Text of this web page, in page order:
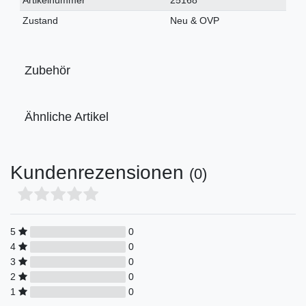
Merkmal
Zustand
Neu & OVP
Zubehör
Ähnliche Artikel
Kundenrezensionen (0)
5
0
4
0
3
0
2
0
1
0